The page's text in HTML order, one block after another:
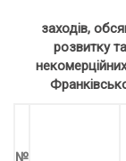
заходів,
розвитку
№